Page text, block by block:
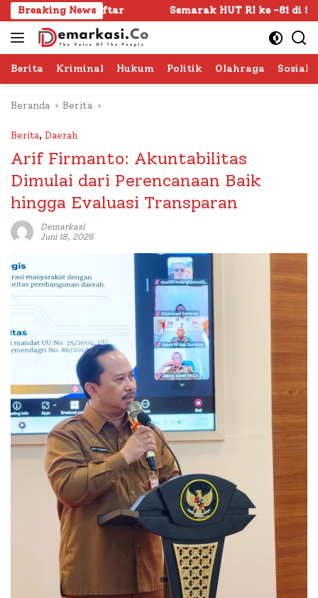
Langsung
ke
konten
Breaking NewsSemarak HUT RI ke -81 di Sumenep Dimulai,
Berita Kriminal Hukum Politik Olahraga Sosial
Beranda Berita
Berita, Daerah
Arif Firmanto: Akuntabilitas
Dimulai dari Perencanaan Baik
hingga Evaluasi Transparan
Demarkasi
Juni 18, 2026